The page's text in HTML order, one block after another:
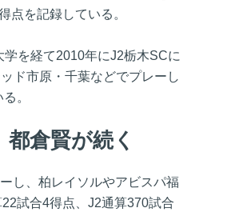
点を記録している。
を経て2010年にJ2栃木SCに
ド市原・千葉などでプレーし
。
倉賢が続く
し、柏レイソルやアビスパ福
試合4得点、J2通算370試合